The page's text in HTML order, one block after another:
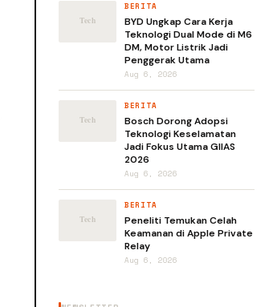
BERITA
BYD Ungkap Cara Kerja
Teknologi Dual Mode di M6
DM, Motor Listrik Jadi
Penggerak Utama
Aug 6, 2026
BERITA
Bosch Dorong Adopsi
Teknologi Keselamatan
Jadi Fokus Utama GIIAS
2026
Aug 6, 2026
BERITA
Peneliti Temukan Celah
Keamanan di Apple Private
Relay
Aug 6, 2026